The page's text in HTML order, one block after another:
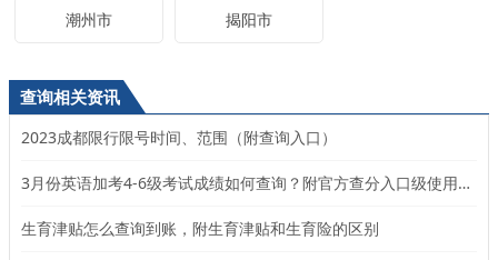
潮州市 揭阳市
查询相关资讯
2023成都限行限号时间、范围（附查询入口）
3月份英语加考4-6级考试成绩如何查询？附官方查分入口级使用说明
生育津贴怎么查询到账，附生育津贴和生育险的区别